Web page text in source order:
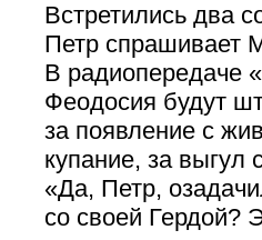
Встретились два
Петр спрашивает
В радиопередаче
Феодосия будут
за появление с
купание, за выгул
«Да, Петр,
со своей Гердой?